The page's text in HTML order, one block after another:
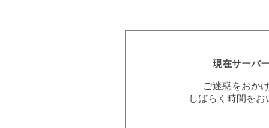
現在サーバ
ご迷惑をおか
しばらく時間を